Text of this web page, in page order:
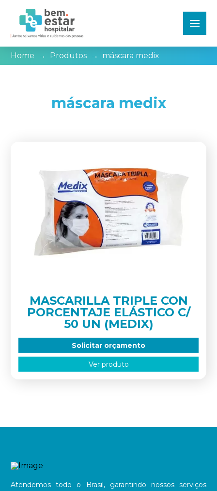
Home → Produtos → máscara medix
máscara medix
MASCARILLA TRIPLE CON
PORCENTAJE ELÁSTICO C/
50 UN (MEDIX)
Solicitar orçamento
Ver produto
Atendemos todo o Brasil, garantindo nossos serviços